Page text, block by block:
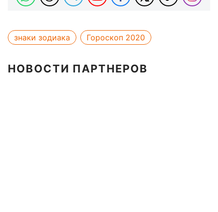
знаки зодиака Гороскоп 2020
НОВОСТИ ПАРТНЕРОВ